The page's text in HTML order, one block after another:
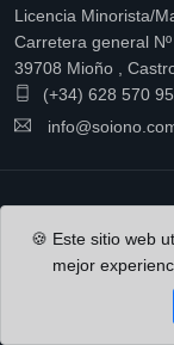
Licencia Minorista/
Carretera general
39708 Mioño ,
(+34) 628 570
© Soiono Viajes,
B65963159
🍪 Este sitio web
mejor